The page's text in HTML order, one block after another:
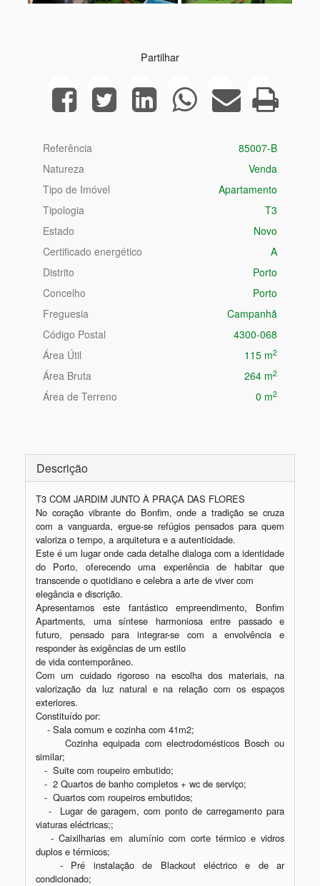
Next
Partilhar
Referência
85007-B
Natureza
Venda
Tipo de Imóvel
Apartamento
Tipologia
T3
Estado
Novo
Certificado energético
A
Distrito
Porto
Concelho
Porto
Freguesia
Campanhã
Código Postal
4300-068
Área Útil
115 m2
Área Bruta 264 m2
Área de Terreno 0 m2
Descrição
T3 COM JARDIM JUNTO À PRAÇA DAS FLORES
No coração vibrante do Bonfim, onde a tradição se cruza
com a vanguarda, ergue-se refúgios pensados para quem
valoriza o tempo, a arquitetura e a autenticidade.
Este é um lugar onde cada detalhe dialoga com a identidade
do Porto, oferecendo uma experiência de habitar que
transcende o quotidiano e celebra a arte de viver com
elegância e discrição.
Apresentamos este fantástico empreendimento, Bonfim
Apartments, uma síntese harmoniosa entre passado e
futuro, pensado para integrar-se com a envolvência e
responder às exigências de um estilo
de vida contemporâneo.
Com um cuidado rigoroso na escolha dos materiais, na
valorização da luz natural e na relação com os espaços
exteriores.
Constituído por:
similar;
viaturas eléctricas;;
   - Caixilharias em alumínio com corte térmico e vidros
duplos e térmicos;
   - Pré instalação de Blackout eléctrico e de ar
condicionado;